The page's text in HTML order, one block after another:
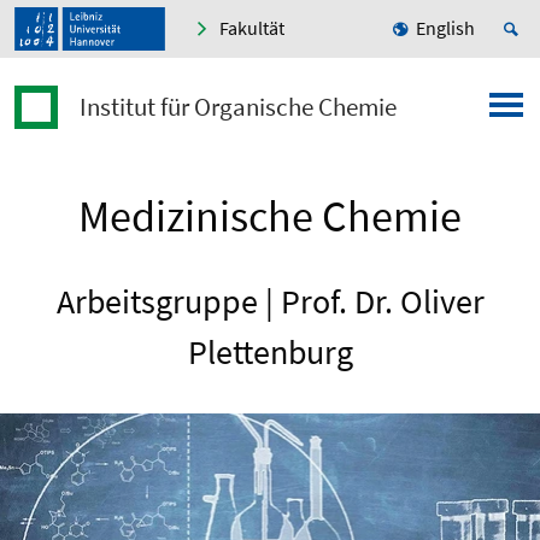
Fakultät English
Institut für Organische Chemie
Medizinische Chemie
Arbeitsgruppe | Prof. Dr. Oliver
Plettenburg